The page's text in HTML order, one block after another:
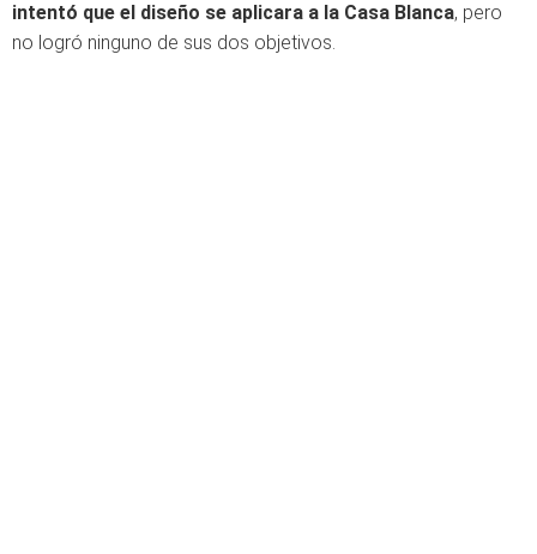
intentó que el diseño se aplicara a la Casa Blanca, pero
no logró ninguno de sus dos objetivos.